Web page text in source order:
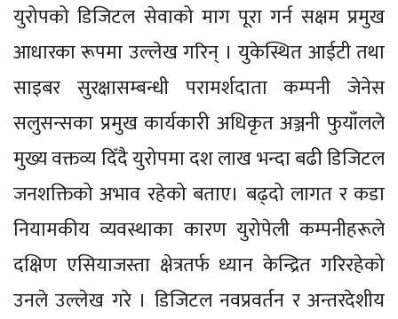
युरोपको डिजिटल सेवाको माग पूरा गर्न सक्षम प्रमुख
आधारका रूपमा उल्लेख गरिन् । युकेस्थित आईटी तथा
साइबर सुरक्षासम्बन्धी परामर्शदाता कम्पनी जेनेस
सलुसन्सका प्रमुख कार्यकारी अधिकृत अञ्जनी फुयाँलले
मुख्य वक्तव्य दिँदै युरोपमा दश लाख भन्दा बढी डिजिटल
जनशक्तिको अभाव रहेको बताए। बढ्दो लागत र कडा
नियामकीय व्यवस्थाका कारण युरोपेली कम्पनीहरूले
दक्षिण एसियाजस्ता क्षेत्रतर्फ ध्यान केन्द्रित गरिरहेको
उनले उल्लेख गरे । डिजिटल नवप्रवर्तन र अन्तरदेशीय